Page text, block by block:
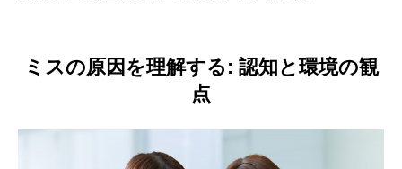
ミスの原因を理解する: 認知と環境の観
点